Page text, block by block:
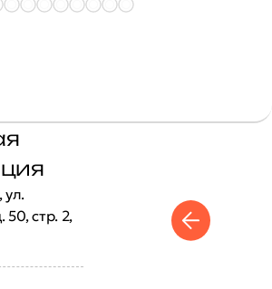
ул.
стр. 2,